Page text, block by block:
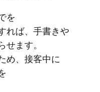
を​
れば、​手書きや​
せます。​
め、​接客中に​